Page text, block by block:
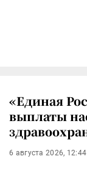
«Единая
выплаты
6 августа 2026, 12:44